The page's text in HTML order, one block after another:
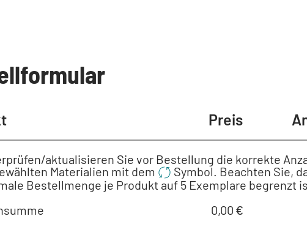
Preis
aktualisieren Sie vor Bestellung die korrekte
Materialien mit dem
Symbol. Beachten Sie,
Bestellmenge je Produkt auf 5 Exemplare begrenzt
0,00 €